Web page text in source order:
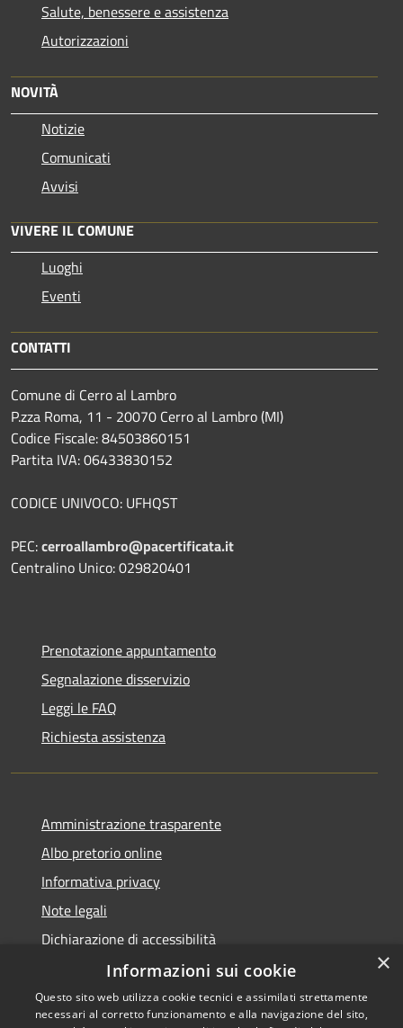
Salute, benessere e assistenza
Autorizzazioni
NOVITÀ
Notizie
Comunicati
Avvisi
VIVERE IL COMUNE
Luoghi
Eventi
CONTATTI
Comune di Cerro al Lambro
P.zza Roma, 11 - 20070 Cerro al Lambro (MI)
Codice Fiscale: 84503860151
Partita IVA: 06433830152
CODICE UNIVOCO: UFHQST
PEC:cerroallambro@pacertificata.it
Centralino Unico: 029820401
Prenotazione appuntamento
Segnalazione disservizio
Leggi le FAQ
Richiesta assistenza
Amministrazione trasparente
Albo pretorio online
Informativa privacy
Note legali
Dichiarazione di accessibilità
×
Informazioni sui cookie
Questo sito web utilizza cookie tecnici e assimilati strettamente
necessari al corretto funzionamento e alla navigazione del sito,